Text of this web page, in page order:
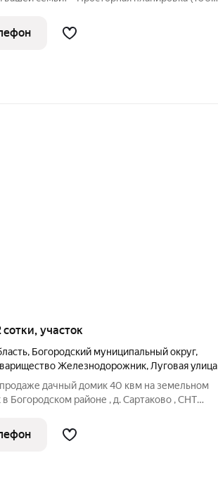
сотки, участок
, Богородский муниципальный округ,
Железнодорожник, Луговая улица
дачный домик 40 квм на земельном
в Богородском районе , д. Сартаково , СНТ
кухня и 2е жилые комнаты, на втором этаже